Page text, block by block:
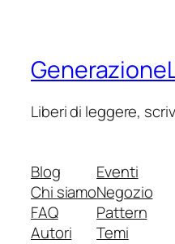
Liberi di leggere,
Blog
Chi siamo
FAQ
Autori
Eventi
Negozio
Pattern
Temi